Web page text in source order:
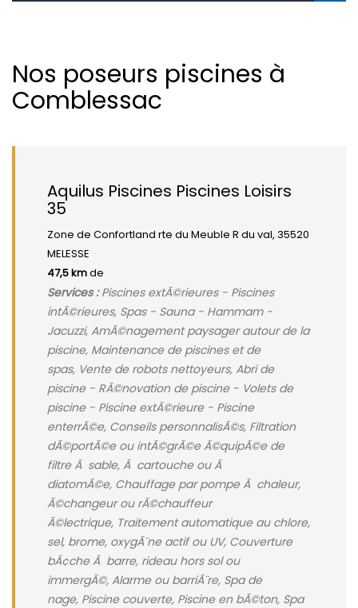
Nos poseurs piscines à
Comblessac
Aquilus Piscines Piscines Loisirs
35
Zone de Confortland rte du Meuble R du val, 35520
MELESSE
47,5 kmde
Services :Piscines extÃ©rieures - Piscines
intÃ©rieures, Spas - Sauna - Hammam -
Jacuzzi, AmÃ©nagement paysager autour de la
piscine, Maintenance de piscines et de
spas, Vente de robots nettoyeurs, Abri de
piscine - RÃ©novation de piscine - Volets de
piscine - Piscine extÃ©rieure - Piscine
enterrÃ©e, Conseils personnalisÃ©s, Filtration
dÃ©portÃ©e ou intÃ©grÃ©e Ã©quipÃ©e de
filtre Ã sable, Ã cartouche ou Ã
diatomÃ©e, Chauffage par pompe Ã chaleur,
Ã©changeur ou rÃ©chauffeur
Ã©lectrique, Traitement automatique au chlore,
sel, brome, oxygÃ¨ne actif ou UV, Couverture
bÃ¢che Ã barre, rideau hors sol ou
immergÃ©, Alarme ou barriÃ¨re, Spa de
nage, Piscine couverte, Piscine en bÃ©ton, Spa